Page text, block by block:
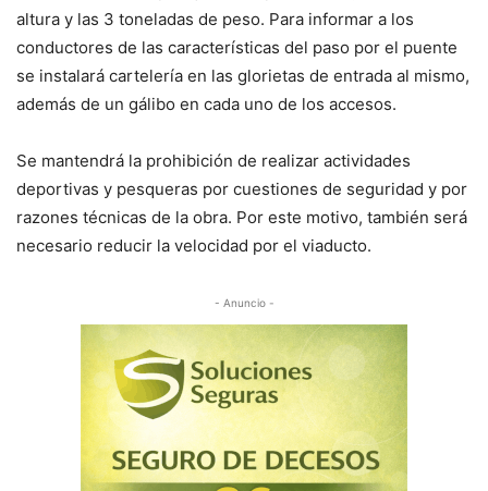
altura y las 3 toneladas de peso. Para informar a los
conductores de las características del paso por el puente
se instalará cartelería en las glorietas de entrada al mismo,
además de un gálibo en cada uno de los accesos.
Se mantendrá la prohibición de realizar actividades
deportivas y pesqueras por cuestiones de seguridad y por
razones técnicas de la obra. Por este motivo, también será
necesario reducir la velocidad por el viaducto.
- Anuncio -